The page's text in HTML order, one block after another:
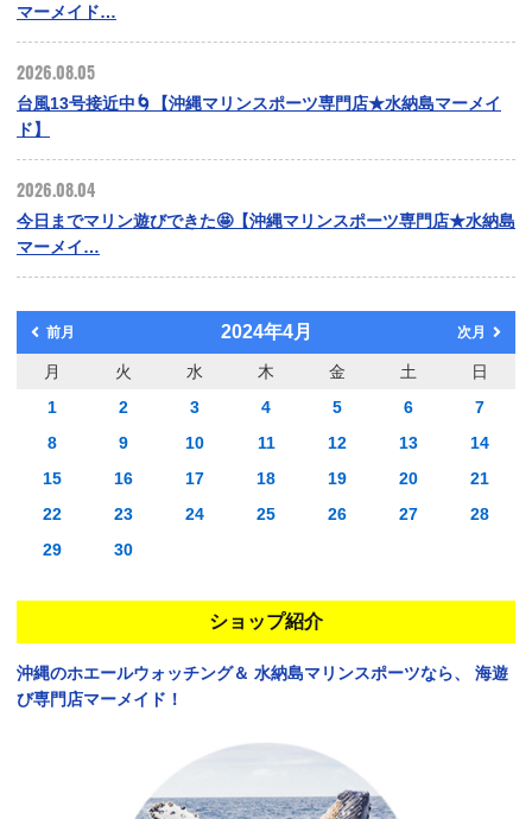
マーメイド…
2026.08.05
台風13号接近中🌀【沖縄マリンスポーツ専門店★水納島マーメイ
ド】
2026.08.04
今日までマリン遊びできた🤩【沖縄マリンスポーツ専門店★水納島
マーメイ…
前月 2024年4月 次月
月 火 水 木 金 土
日
1
2 3 4 5 6
7
8
9 10 11 12 13
14
15
16 17 18 19 20
21
22
23 24 25 26 27
28
29
30
ショップ紹介
沖縄のホエールウォッチング＆ 水納島マリンスポーツなら、
海遊
び専門店マーメイド！